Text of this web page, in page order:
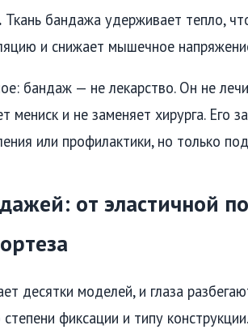
Ткань бандажа удерживает тепло,
и снижает мышечное
бандаж — не лекарство. Он не
мениск и не заменяет хирурга. Его
или профилактики, но только
от эластичной
десятки моделей, и глаза
фиксации и типу конструкции.